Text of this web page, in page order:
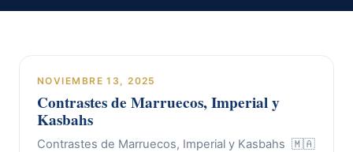
NOVIEMBRE 13, 2025
Contrastes de Marruecos, Imperial y
Kasbahs
Contrastes de Marruecos, Imperial y Kasbahs 🇲🇦